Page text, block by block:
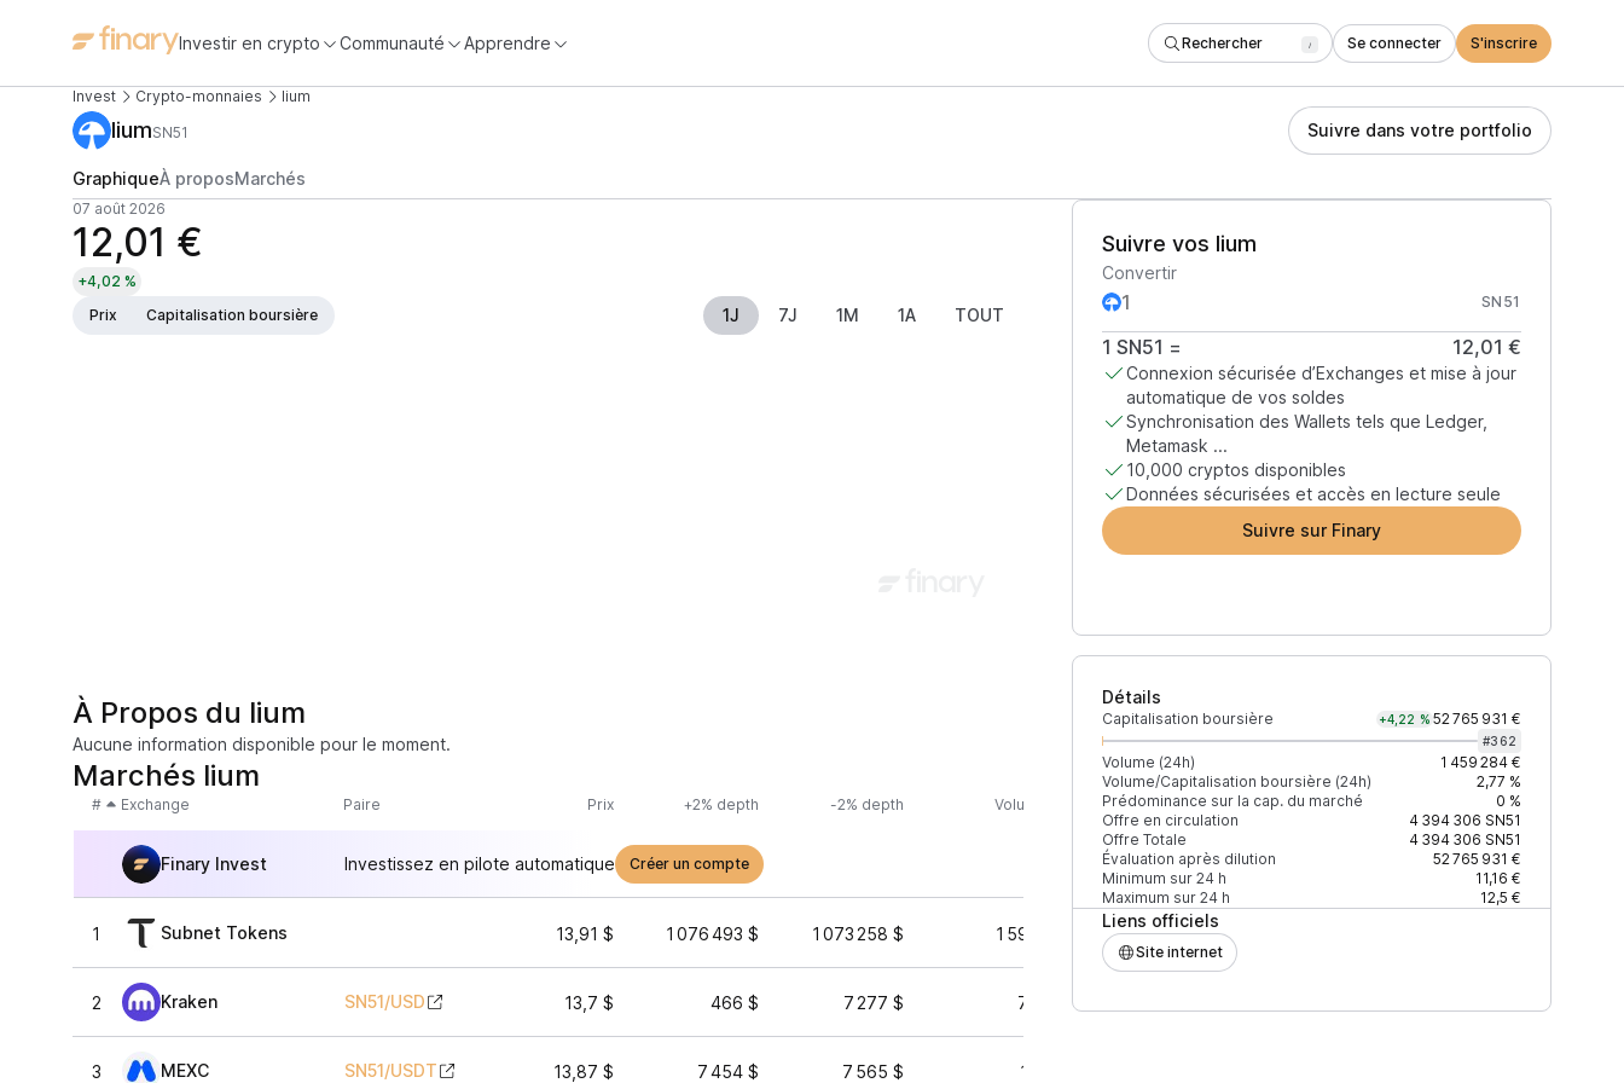
Investir en crypto Communauté Apprendre Rechercher / Se connecter S'inscrire
Invest Crypto-monnaies lium
liumSN51 Suivre dans votre portfolio
GraphiqueÀ proposMarchés
07 août 2026
12,01 €
+4,02 %
Prix
Capitalisation boursière 1J 7J 1M 1A TOUT
Suivre vos lium
Convertir
SN51
1 SN51 = 12,01 €
Connexion sécurisée d’Exchanges et mise à jour
automatique de vos soldes
Synchronisation des Wallets tels que Ledger,
Metamask ...
10,000 cryptos disponibles
Données sécurisées et accès en lecture seule
Suivre sur Finary
Détails
Capitalisation boursière +4,22 % 52 765 931 €
#362
Volume (24h)
1 459 284 €
Volume/Capitalisation boursière (24h)
2,77 %
Prédominance sur la cap. du marché
0 %
Offre en circulation
4 394 306 SN51
Offre Totale
4 394 306 SN51
Évaluation après dilution
52 765 931 €
Minimum sur 24 h
11,16 €
Maximum sur 24 h
12,5 €
Liens officiels
Site internet
À Propos du lium
Aucune information disponible pour le moment.
Marchés lium
# Exchange Paire Prix +2% depth -2% depth Volume (24h) % du volume Confiance Mis à jour
Finary Invest Investissez en pilote automatique Créer un compte
1 Subnet Tokens 13,91 $ 1 076 493 $ 1 073 258 $ 1 595 327 $ 94,45 %
2 Kraken SN51/USD 13,7 $ 466 $ 7 277 $ 77 461 $
3 MEXC SN51/USDT 13,87 $ 7 454 $ 7 565 $ 16 229 $